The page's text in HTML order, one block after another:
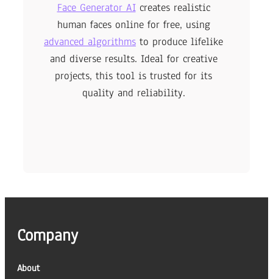
Face Generator AIcreates realistic
human faces online for free, using
advanced algorithms to produce lifelike
and diverse results. Ideal for creative
projects, this tool is trusted for its
quality and reliability.
Company
About